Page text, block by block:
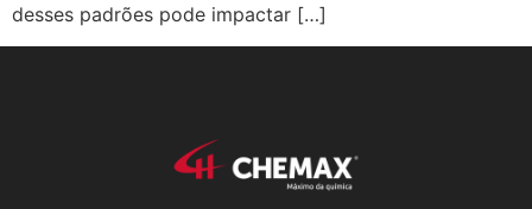
desses padrões pode impactar […]